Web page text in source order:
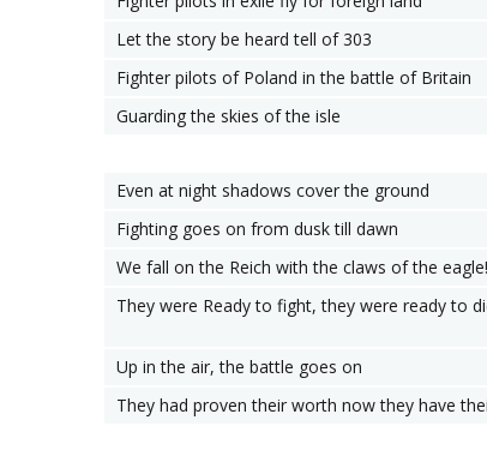
Let the story be heard tell of 303
Fighter pilots of Poland in the battle of Britain
Guarding the skies of the isle
Even at night shadows cover the ground
Fighting goes on from dusk till dawn
We fall on the Reich with the claws of the eagle!
They were Ready to fight, they were ready to
Up in the air, the battle goes on
They had proven their worth now they have